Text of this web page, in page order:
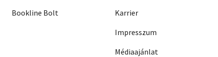
Bookline Bolt
Karrier
Impresszum
Médiaajánlat